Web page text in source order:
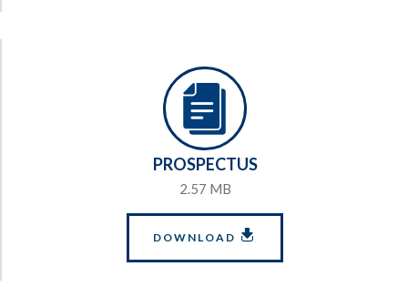
PROSPECTUS
2.57 MB
DOWNLOAD